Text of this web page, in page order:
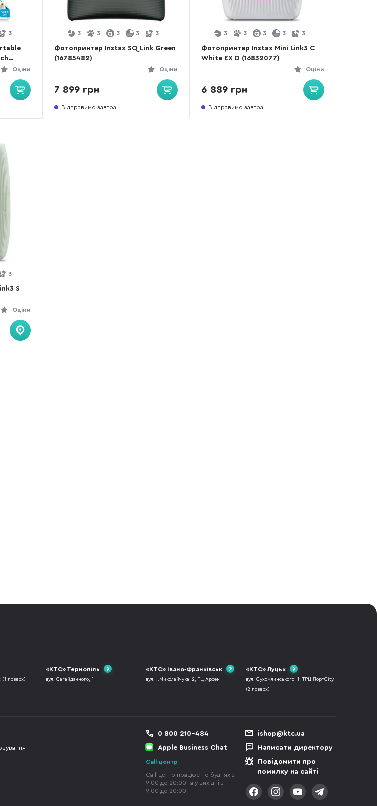
3
Оціни
3 3 3 3 3
Фотопринтер Instax SQ Link Green
(16785482)
Оціни
7 899 грн
Відправимо завтра
3 3 3 3 3
Фотопринтер Instax Mini Link3 C
White EX D (16832077)
Оціни
6 889 грн
Відправимо завтра
3
S
Оціни
(1 поверх)
«КТС» Тернопіль
вул. Сагайдачного, 1
«КТС» Івано-Франківськ
вул. І.Миколайчука, 2, ТЦ Арсен
«КТС» Луцьк
вул. Сухомлинського, 1, ТРЦ ПортCity
(2 поверх)
0 800 210-484
Apple Business Chat
Call-центр
Call-центр працює по буднях з
9:00 до 20:00 та у вихідні з
9:00 до 20:00
ishop@ktc.ua
Написати директору
Повідомити про
помилку на сайті